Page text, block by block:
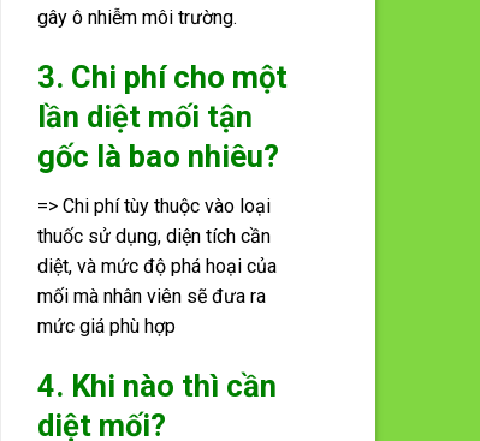
gây ô nhiễm môi trường.
3. Chi phí cho một
lần diệt mối tận
gốc là bao nhiêu?
=> Chi phí tùy thuộc vào loại
thuốc sử dụng, diện tích cần
diệt, và mức độ phá hoại của
mối mà nhân viên sẽ đưa ra
mức giá phù hợp
4. Khi nào thì cần
diệt mối?